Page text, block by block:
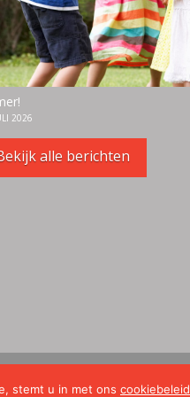
2026
alle berichten
Design & Realisatie:
stemt u in met ons cookiebeleid